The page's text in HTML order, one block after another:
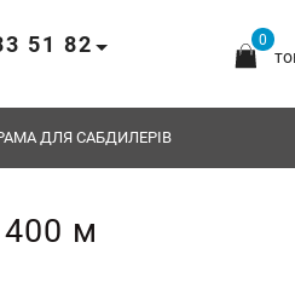
0
51 82
ДЛЯ САБДИЛЕРІВ
м